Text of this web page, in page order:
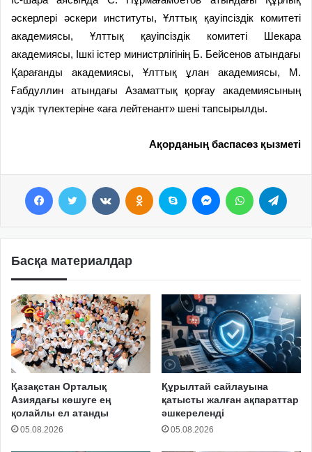
әскерлері әскери институты, Ұлттық қауіпсіздік комитеті
академиясы, Ұлттық қауіпсіздік комитеті Шекара
академиясы, Ішкі істер министрлігінің Б. Бейсенов атындағы
Қарағанды академиясы, Ұлттық ұлан академиясы, М.
Ғабдуллин атындағы Азаматтық қорғау академиясының
үздік түлектеріне «аға лейтенант» шені тапсырылды.
Ақорданың баспасөз қызметі
Басқа материалдар
Қазақстан Орталық
Азиядағы көшуге ең
қолайлы ел атанды
05.08.2026
Құрылтай сайлауына
қатысты жалған ақпараттар
әшкереленді
05.08.2026